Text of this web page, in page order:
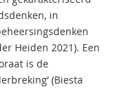
in
Heiden 2021). Een
is de
(Biesta